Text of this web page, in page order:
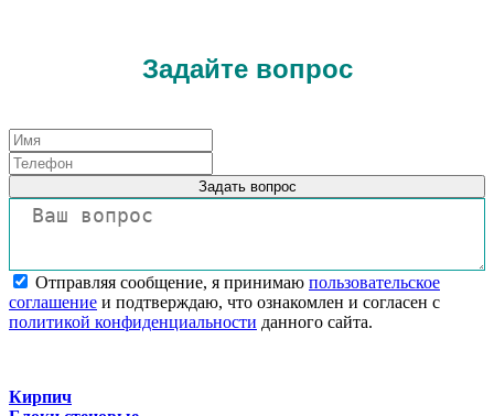
Задайте вопрос
Задать вопрос
Отправляя сообщение, я принимаю пользовательское
соглашение и подтверждаю, что ознакомлен и согласен с
политикой конфиденциальности данного сайта.
Кирпич